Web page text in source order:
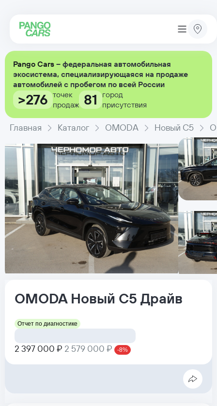
Pango Cars – федеральная автомобильная
экосистема, специализирующаяся на продаже
автомобилей с пробегом по всей России
>276 точек
продаж 81
город
присутствия
Главная Каталог OMODA Новый C5
OMODA Новый C5 Драйв
Отчет по диагностике
2 397 000 ₽ 2 579 000 ₽ -8%